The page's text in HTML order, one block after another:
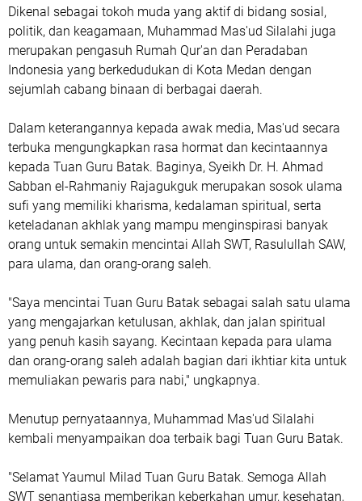
Dikenal sebagai tokoh muda yang aktif di bidang sosial,
politik, dan keagamaan, Muhammad Mas'ud Silalahi juga
merupakan pengasuh Rumah Qur'an dan Peradaban
Indonesia yang berkedudukan di Kota Medan dengan
sejumlah cabang binaan di berbagai daerah.
Dalam keterangannya kepada awak media, Mas'ud secara
terbuka mengungkapkan rasa hormat dan kecintaannya
kepada Tuan Guru Batak. Baginya, Syeikh Dr. H. Ahmad
Sabban el-Rahmaniy Rajagukguk merupakan sosok ulama
sufi yang memiliki kharisma, kedalaman spiritual, serta
keteladanan akhlak yang mampu menginspirasi banyak
orang untuk semakin mencintai Allah SWT, Rasulullah SAW,
para ulama, dan orang-orang saleh.
"Saya mencintai Tuan Guru Batak sebagai salah satu ulama
yang mengajarkan ketulusan, akhlak, dan jalan spiritual
yang penuh kasih sayang. Kecintaan kepada para ulama
dan orang-orang saleh adalah bagian dari ikhtiar kita untuk
memuliakan pewaris para nabi," ungkapnya.
Menutup pernyataannya, Muhammad Mas'ud Silalahi
kembali menyampaikan doa terbaik bagi Tuan Guru Batak.
"Selamat Yaumul Milad Tuan Guru Batak. Semoga Allah
SWT senantiasa memberikan keberkahan umur, kesehatan,